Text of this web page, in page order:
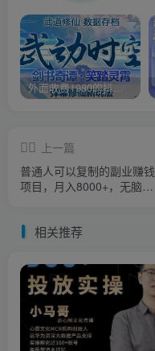
外面收费1980的抖音武动时空直播项目，无需真人出镜，实时互动直播【软件+详细教程】
上一篇
普通人可以复制的副业赚钱
项目，月入8000+，无脑搬
相关推荐